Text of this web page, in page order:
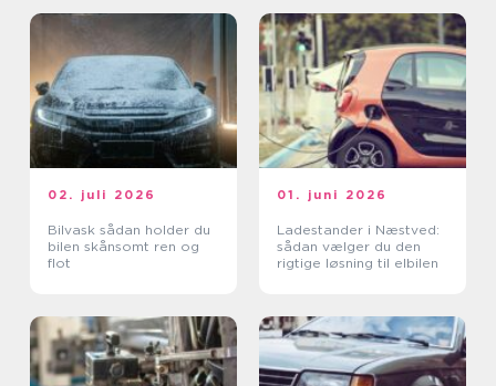
02. juli 2026
Bilvask sådan holder du
bilen skånsomt ren og
flot
01. juni 2026
Ladestander i Næstved:
sådan vælger du den
rigtige løsning til elbilen